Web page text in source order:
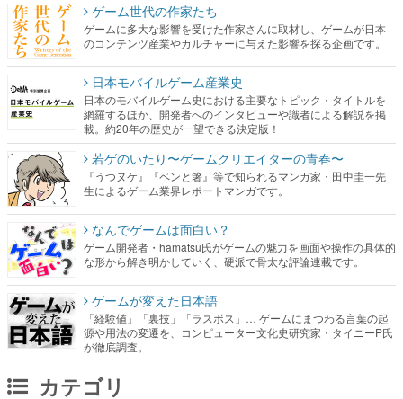
ゲーム世代の作家たち
ゲームに多大な影響を受けた作家さんに取材し、ゲームが日本
のコンテンツ産業やカルチャーに与えた影響を探る企画です。
日本モバイルゲーム産業史
日本のモバイルゲーム史における主要なトピック・タイトルを
網羅するほか、開発者へのインタビューや識者による解説を掲
載。約20年の歴史が一望できる決定版！
若ゲのいたり〜ゲームクリエイターの青春〜
『うつヌケ』『ペンと箸』等で知られるマンガ家・田中圭一先
生によるゲーム業界レポートマンガです。
なんでゲームは面白い？
ゲーム開発者・hamatsu氏がゲームの魅力を画面や操作の具体的
な形から解き明かしていく、硬派で骨太な評論連載です。
ゲームが変えた日本語
「経験値」「裏技」「ラスボス」… ゲームにまつわる言葉の起
源や用法の変遷を、コンピューター文化史研究家・タイニーP氏
が徹底調査。
カテゴリ